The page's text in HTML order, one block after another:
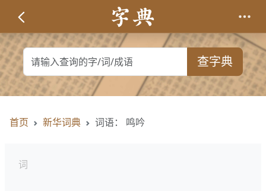
查字典
首页 新华词典 词语： 鸣吟
词